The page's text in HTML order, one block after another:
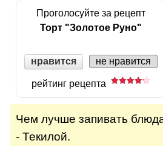
Проголосуйте за рецепт
Торт "Золотое Руно"
нравится не нравится
рейтинг рецепта
Чем лучше запивать
- Текилой.